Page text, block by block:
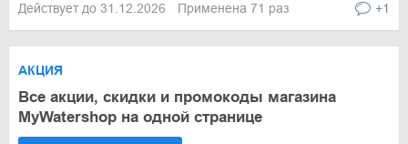
Действует до 31.12.2026 Применена 71 раз +1
АКЦИЯ
Все акции, скидки и промокоды магазина
MyWatershop на одной странице